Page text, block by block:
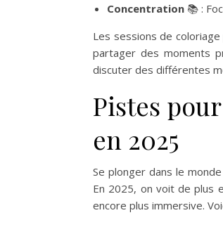
Concentration 📚 :
Les sessions de
partager des moments
discuter des différentes
Pistes
en 2025
Se plonger dans le
En 2025, on voit de plus
encore plus immersive.